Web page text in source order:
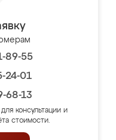
89-55
24-01
68-13
консультации и
стоимости.